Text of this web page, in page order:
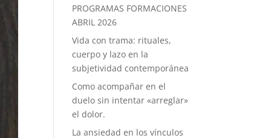
PROGRAMAS FORMACIONES
ABRIL 2026
Vida con trama: rituales,
cuerpo y lazo en la
subjetividad contemporánea
Como acompañar en el
duelo sin intentar «arreglar»
el dolor.
La ansiedad en los vínculos